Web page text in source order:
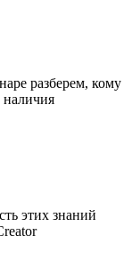
разберем, кому
наличия
этих знаний